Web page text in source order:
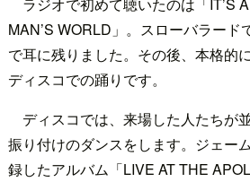
MAN’S WORLD」。スローバラード
で耳に残りました。その後、本格的
ディスコでの踊りです。
ディスコでは、来場した人たちが
振り付けのダンスをします。ジェー
録したアルバム「LIVE AT THE